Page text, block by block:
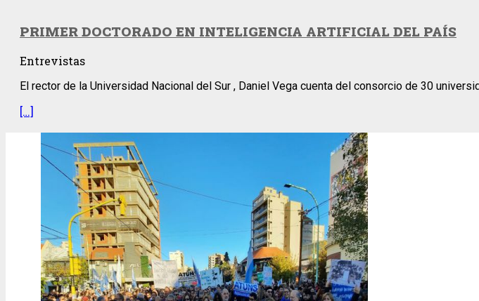
PRIMER DOCTORADO EN INTELIGENCIA ARTIFICIAL DEL PAÍS
Entrevistas
El rector de la Universidad Nacional del Sur , Daniel Vega cuenta del consorcio de 30
[…]